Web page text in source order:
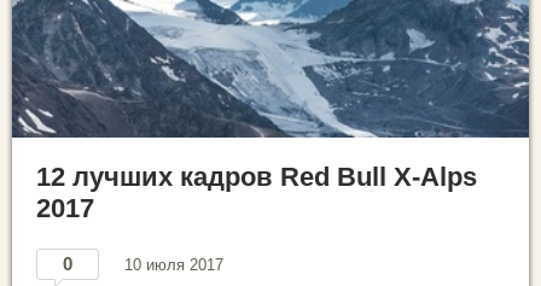
12 лучших кадров Red Bull X-Alps
2017
0 10 июля 2017